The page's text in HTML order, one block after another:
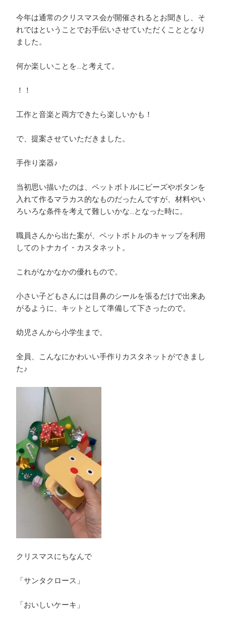
今年は通常のクリスマス会が開催されるとお聞きし、そ
れではということでお手伝いさせていただくこととなり
ました。
何か楽しいことを…と考えて。
！！
工作と音楽と両方できたら楽しいかも！
で、提案させていただきました。
手作り楽器♪
当初思い描いたのは、ペットボトルにビーズやボタンを
入れて作るマラカス的なものだったんですが、材料やい
ろいろな条件を考えて難しいかな…となった時に。
職員さんから出た案が、ペットボトルのキャップを利用
してのトナカイ・カスタネット。
これがなかなかの優れもので。
小さい子どもさんには目鼻のシールを張るだけで出来あ
がるように、キットとして準備して下さったので。
幼児さんから小学生まで。
全員、こんなにかわいい手作りカスタネットができまし
た♪
クリスマスにちなんで
「サンタクロース」
「おいしいケーキ」